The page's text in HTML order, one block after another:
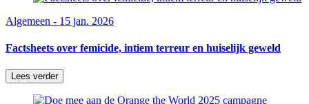
Algemeen - 15 jan. 2026
Factsheets over femicide, intiem terreur en huiselijk geweld
Lees verder